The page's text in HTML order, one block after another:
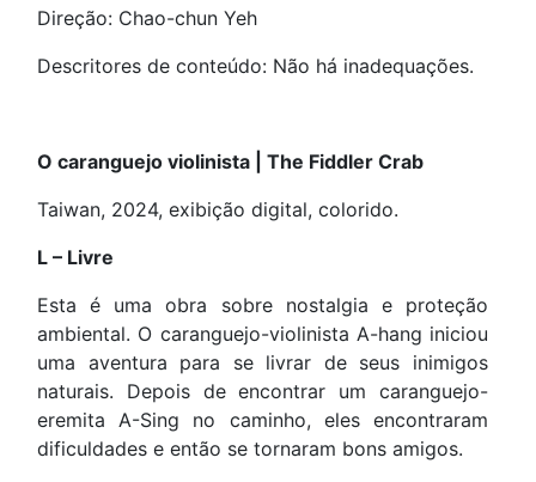
Direção: Chao-chun Yeh
Descritores de conteúdo: Não há inadequações.
O caranguejo violinista | The Fiddler Crab
Taiwan, 2024, exibição digital, colorido.
L – Livre
Esta é uma obra sobre nostalgia e proteção
ambiental. O caranguejo-violinista A-hang iniciou
uma aventura para se livrar de seus inimigos
naturais. Depois de encontrar um caranguejo-
eremita A-Sing no caminho, eles encontraram
dificuldades e então se tornaram bons amigos.